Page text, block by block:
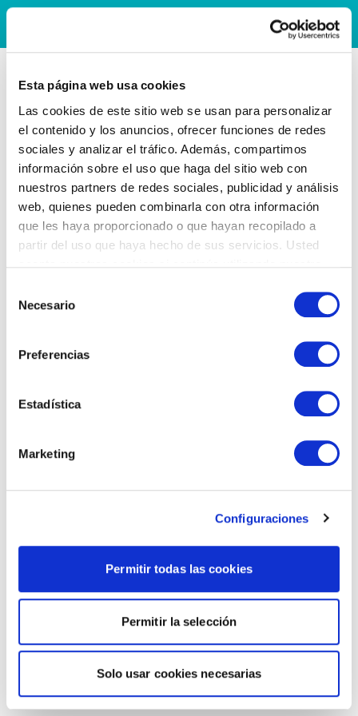
Esta página web usa cookies
Las cookies de este sitio web se usan para personalizar
el contenido y los anuncios, ofrecer funciones de redes
sociales y analizar el tráfico. Además, compartimos
información sobre el uso que haga del sitio web con
nuestros partners de redes sociales, publicidad y análisis
web, quienes pueden combinarla con otra información
que les haya proporcionado o que hayan recopilado a
partir del uso que haya hecho de sus servicios. Usted
Necesario
Preferencias
Estadística
Marketing
Configuraciones
Permitir todas las cookies
Permitir la selección
Solo usar cookies necesarias